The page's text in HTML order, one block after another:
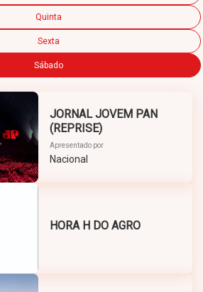
Quinta
Sexta
Sábado
JORNAL JOVEM PAN
(REPRISE)
Apresentado por
Nacional
HORA H DO AGRO